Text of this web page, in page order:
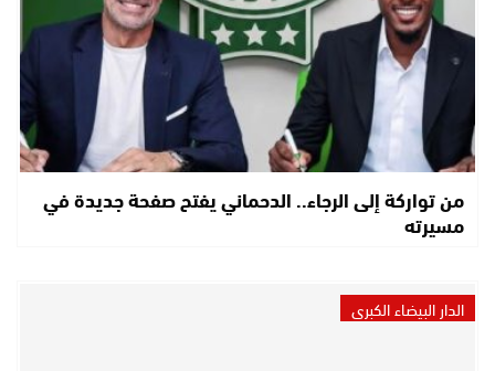
من تواركة إلى الرجاء.. الدحماني يفتح صفحة جديدة في
مسيرته
الدار البيضاء الكبرى